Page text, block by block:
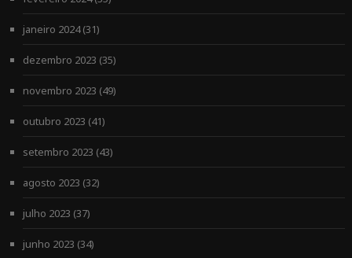
janeiro 2024(31)
dezembro 2023 (35)
novembro 2023 (49)
outubro 2023 (41)
setembro 2023 (43)
agosto 2023 (32)
julho 2023 (37)
junho 2023 (34)